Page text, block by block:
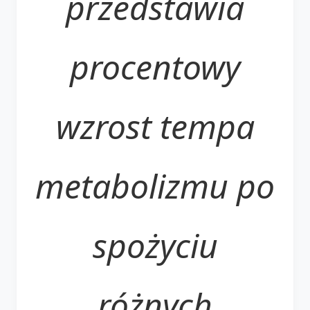
procentowy
wzrost tempa
metabolizmu po
spożyciu